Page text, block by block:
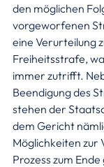
den möglichen
vorgeworfenen
eine Verurteilung
Freiheitsstrafe,
immer zutrifft.
Beendigung des
stehen der
dem Gericht
Möglichkeiten zur
Prozess zum